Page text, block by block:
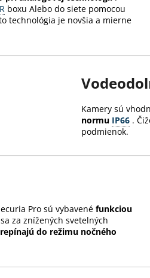
boxu Alebo do siete pomocou
technológia je novšia a mierne
Kamery sú
normu IP66.
podmienok.
Pro sú vybavené funkciou
za znížených svetelných
do režimu nočného